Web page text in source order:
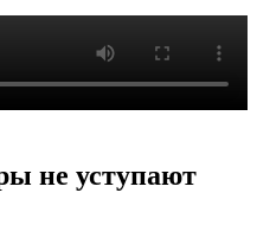
не уступают